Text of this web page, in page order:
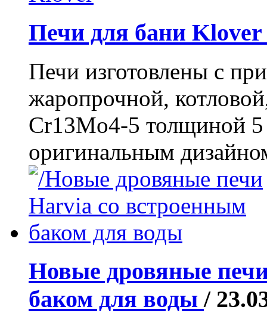
Печи для бани Klover
Печи изготовлены с
жаропрочной,
Cr13Mo4-5 толщиной
оригинальным
Новые дровяные
баком для воды /